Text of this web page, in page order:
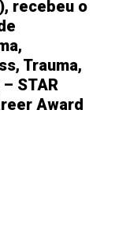
recebeu o
Trauma,
STAR
Award